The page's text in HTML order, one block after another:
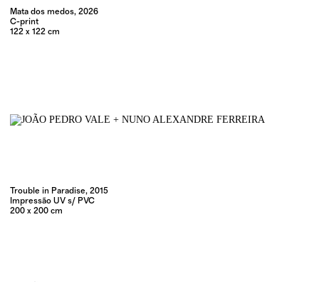
Mata dos medos, 2026
C-print
122 x 122 cm
Trouble in Paradise, 2015
Impressão UV s/ PVC
200 x 200 cm